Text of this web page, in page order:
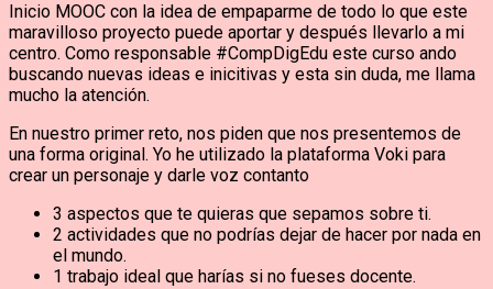
Inicio MOOC con la idea de empaparme de todo lo que este
maravilloso proyecto puede aportar y después llevarlo a mi
centro. Como responsable #CompDigEdu este curso ando
buscando nuevas ideas e inicitivas y esta sin duda, me llama
mucho la atención.
En nuestro primer reto, nos piden que nos presentemos de
una forma original. Yo he utilizado la plataforma Voki para
crear un personaje y darle voz contanto
3 aspectos que te quieras que sepamos sobre ti.
2 actividades que no podrías dejar de hacer por nada en
el mundo.
1 trabajo ideal que harías si no fueses docente.